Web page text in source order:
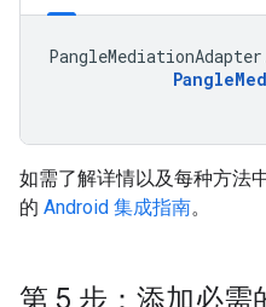
PangleMediationAdapter
如需了解详情以及每种方法
的 Android 集成指南。